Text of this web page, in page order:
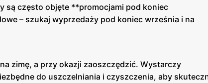
są często objęte **promocjami pod koniec
– szukaj wyprzedaży pod koniec września i na
zimę, a przy okazji zaoszczędzić. Wystarczy
do uszczelniania i czyszczenia, aby